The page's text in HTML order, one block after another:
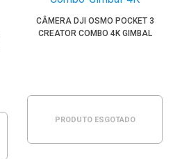
CÂMERA DJI OSMO POCKET 3
CREATOR COMBO 4K GIMBAL
PRODUTO ESGOTADO